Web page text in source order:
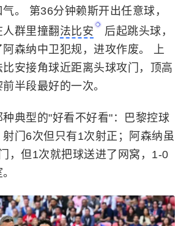
。 第36分钟赖斯开出任意球，
群里撞翻 法比安
后起跳头球，
森纳中卫犯规，进攻作废。 上
安接角球近距离头球攻门，顶高
前半段最好的一次。
典型的"好看不好看"：巴黎控球
门6次但只有1次射正；阿森纳虽
，但1次就把球送进了网窝，1-0